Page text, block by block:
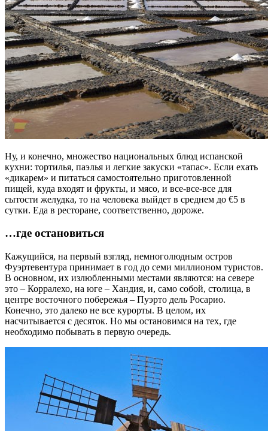
Ну, и конечно, множество национальных блюд испанской
кухни: тортилья, паэлья и легкие закуски «тапас». Если ехать
«дикарем» и питаться самостоятельно приготовленной
пищей, куда входят и фрукты, и мясо, и все-все-все для
сытости желудка, то на человека выйдет в среднем до €5 в
сутки. Еда в ресторане, соответственно, дороже.
…где остановиться
Кажущийся, на первый взгляд, немноголюдным остров
Фуэртевентура принимает в год до семи миллионом туристов.
В основном, их излюбленными местами являются: на севере
это – Корралехо, на юге – Хандия, и, само собой, столица, в
центре восточного побережья – Пуэрто дель Росарио.
Конечно, это далеко не все курорты. В целом, их
насчитывается с десяток. Но мы остановимся на тех, где
необходимо побывать в первую очередь.